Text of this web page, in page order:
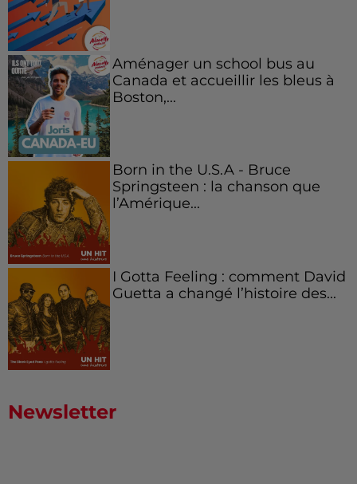
Aménager un school bus au
Canada et accueillir les bleus à
Boston,...
Born in the U.S.A - Bruce
Springsteen : la chanson que
l’Amérique...
I Gotta Feeling : comment David
Guetta a changé l’histoire des...
Newsletter